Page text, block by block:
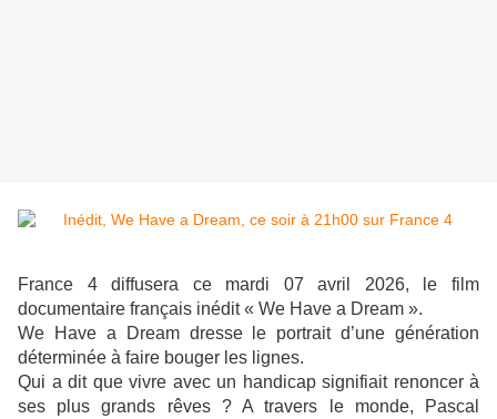
France 4 diffusera ce mardi 07 avril 2026, le film
documentaire français inédit « We Have a Dream ».
We Have a Dream dresse le portrait d’une génération
déterminée à faire bouger les lignes.
Qui a dit que vivre avec un handicap signifiait renoncer à
ses plus grands rêves ? A travers le monde, Pascal